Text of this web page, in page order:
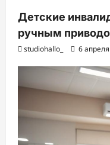
Детские
ручным
studiohallo_ 6